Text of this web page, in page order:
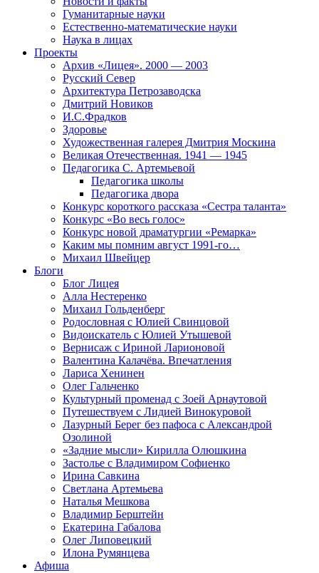
Гуманитарные науки
Естественно-математические науки
Наука в лицах
Проекты
Архив «Лицея». 2000 — 2003
Русский Север
Архитектура Петрозаводска
Дмитрий Новиков
И.С.Фрадков
Здоровье
Художественная галерея Дмитрия Москина
Великая Отечественная. 1941 — 1945
Педагогика С. Артемьевой
Педагогика школы
Педагогика двора
Конкурс короткого рассказа «Сестра таланта»
Конкурс «Во весь голос»
Конкурс новой драматургии «Ремарка»
Каким мы помним август 1991-го…
Михаил Швейцер
Блоги
Блог Лицея
Алла Нестеренко
Михаил Гольденберг
Родословная с Юлией Свинцовой
Видоискатель с Юлией Утышевой
Вернисаж с Ириной Ларионовой
Валентина Калачёва. Впечатления
Лариса Хенинен
Олег Гальченко
Культурный променад с Зоей Арнаутовой
Путешествуем с Лидией Винокуровой
Лазурный Берег без пафоса с Александрой
Озолиной
«Задние мысли» Кирилла Олюшкина
Застолье с Владимиром Софиенко
Ирина Савкина
Светлана Артемьева
Наталья Мешкова
Владимир Берштейн
Екатерина Габалова
Олег Липовецкий
Илона Румянцева
Афиша